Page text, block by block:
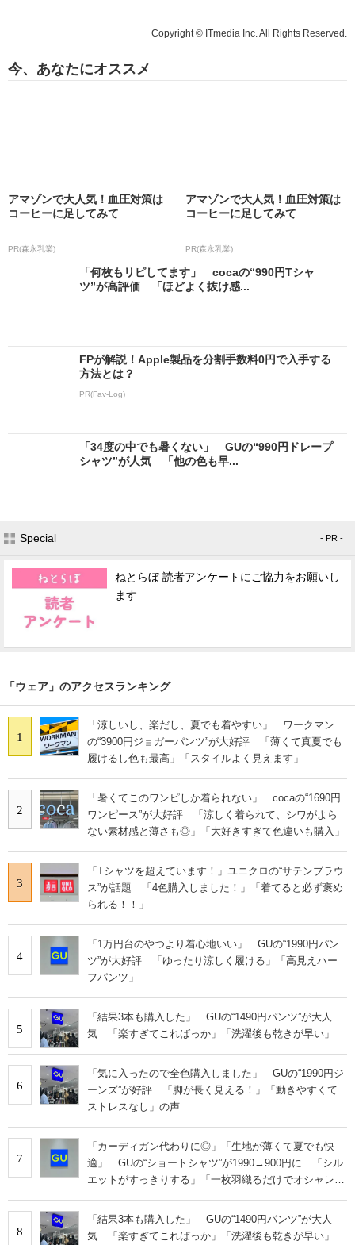
Copyright © ITmedia Inc. All Rights Reserved.
今、あなたにオススメ
アマゾンで大人気！血圧対策は
コーヒーに足してみて
PR(森永乳業)
アマゾンで大人気！血圧対策は
コーヒーに足してみて
PR(森永乳業)
「何枚もリピしてます」 cocaの“990円Tシャ
ツ”が高評価 「ほどよく抜け感...
FPが解説！Apple製品を分割手数料0円で入手する
方法とは？
PR(Fav-Log)
「34度の中でも暑くない」 GUの“990円ドレープ
シャツ”が人気 「他の色も早...
Special - PR -
ねとらぼ 読者アンケートにご協力をお願いし
ます
「ウェア」のアクセスランキング
1
「涼しいし、楽だし、夏でも着やすい」 ワークマン
の“3900円ジョガーパンツ”が大好評 「薄くて真夏でも
履けるし色も最高」「スタイルよく見えます」
2
「暑くてこのワンピしか着られない」 cocaの“1690円
ワンピース”が大好評 「涼しく着られて、シワがよら
ない素材感と薄さも◎」「大好きすぎて色違いも購入」
3
「Tシャツを超えています！」ユニクロの“サテンブラウ
ス”が話題 「4色購入しました！」「着てると必ず褒め
られる！！」
4
「1万円台のやつより着心地いい」 GUの“1990円パン
ツ”が大好評 「ゆったり涼しく履ける」「高見えハー
フパンツ」
5
「結果3本も購入した」 GUの“1490円パンツ”が大人
気 「楽すぎてこればっか」「洗濯後も乾きが早い」
6
「気に入ったので全色購入しました」 GUの“1990円ジ
ーンズ”が好評 「脚が長く見える！」「動きやすくて
ストレスなし」の声
7
「カーディガン代わりに◎」「生地が薄くて夏でも快
適」 GUの“ショートシャツ”が1990→900円に 「シル
エットがすっきりする」「一枚羽織るだけでオシャレに
8
「結果3本も購入した」 GUの“1490円パンツ”が大人
気 「楽すぎてこればっか」「洗濯後も乾きが早い」